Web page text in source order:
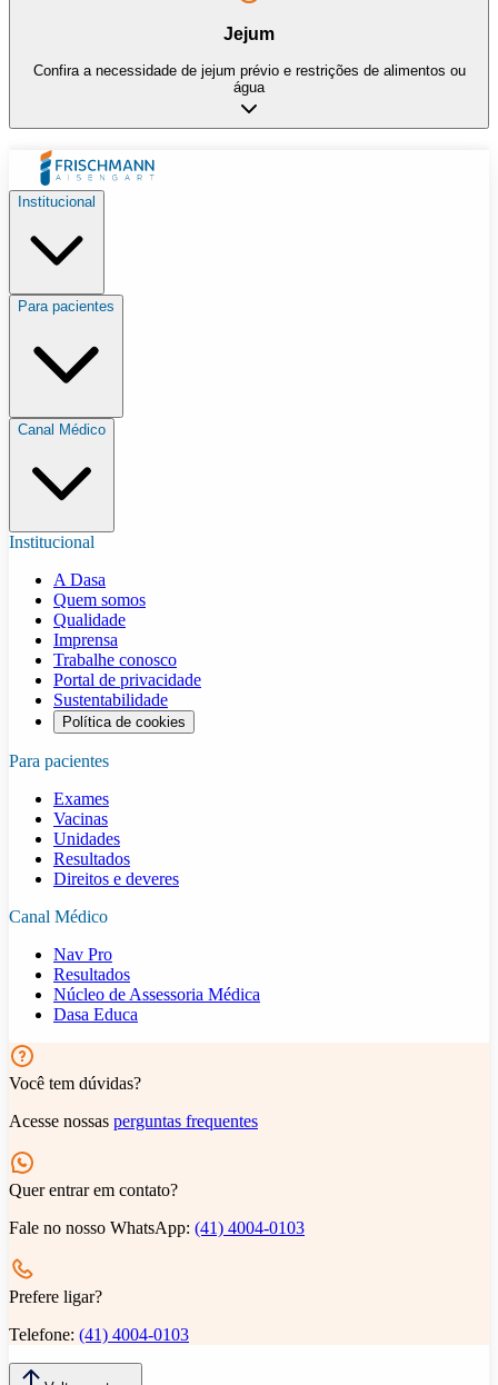
Jejum
Confira a necessidade de jejum prévio e restrições de alimentos ou
água
Institucional
Para pacientes
Canal Médico
Institucional
A Dasa
Quem somos
Qualidade
Imprensa
Trabalhe conosco
Portal de privacidade
Sustentabilidade
Política de cookies
Para pacientes
Exames
Vacinas
Unidades
Resultados
Direitos e deveres
Canal Médico
Nav Pro
Resultados
Núcleo de Assessoria Médica
Dasa Educa
Você tem dúvidas?
Acesse nossas perguntas frequentes
Quer entrar em contato?
Fale no nosso WhatsApp: (41) 4004-0103
Prefere ligar?
Telefone: (41) 4004-0103